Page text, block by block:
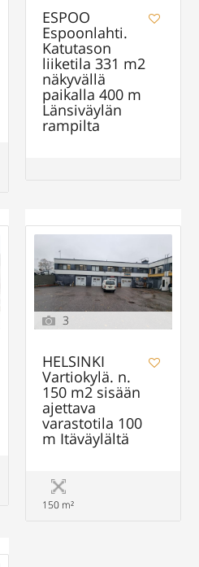
ESPOO
Espoonlahti.
Katutason
liiketila 331 m2
näkyvällä
paikalla 400 m
Länsiväylän
rampilta
3
HELSINKI
Vartiokylä. n.
150 m2 sisään
ajettava
varastotila 100
m Itäväylältä
150 m²